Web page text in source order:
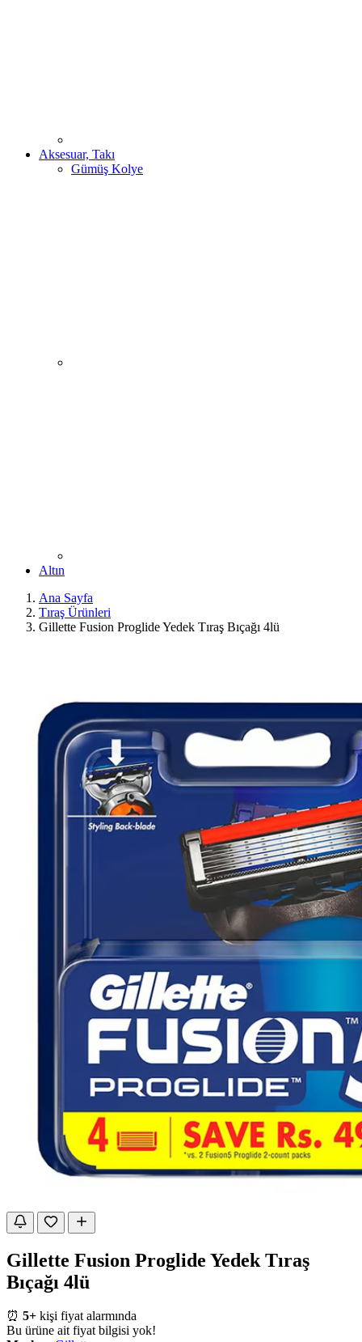
Aksesuar, Takı
Gümüş Kolye
Altın
Ana Sayfa
Tıraş Ürünleri
Gillette Fusion Proglide Yedek Tıraş Bıçağı 4lü
Gillette Fusion Proglide Yedek Tıraş
Bıçağı 4lü
⏰ 5+ kişi fiyat alarmında
Bu ürüne ait fiyat bilgisi yok!